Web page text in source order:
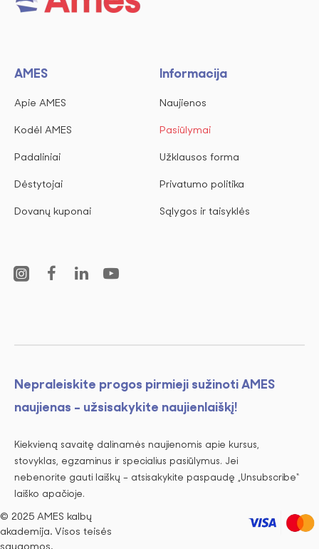
AMES
Apie AMES
Kodėl AMES
Padaliniai
Dėstytojai
Dovanų kuponai
Informacija
Naujienos
Pasiūlymai
Užklausos forma
Privatumo politika
Sąlygos ir taisyklės
Nepraleiskite progos pirmieji sužinoti AMES
naujienas - užsisakykite naujienlaiškį!
Kiekvieną savaitę dalinamės naujienomis apie kursus,
stovyklas, egzaminus ir specialius pasiūlymus. Jei
nebenorite gauti laiškų – atsisakykite paspaudę „Unsubscribe“
laiško apačioje.
© 2025 AMES kalbų
akademija. Visos teisės